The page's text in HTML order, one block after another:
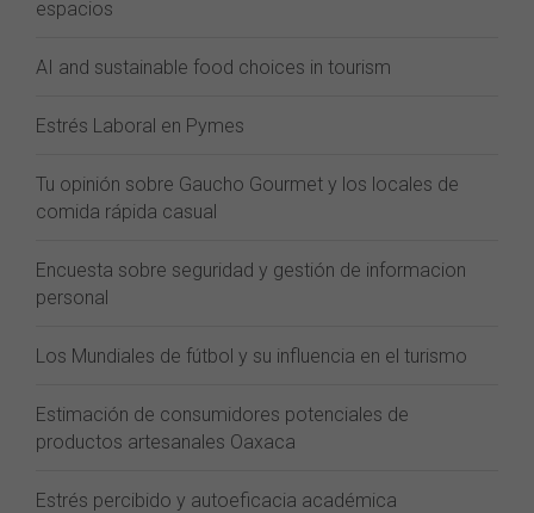
espacios
AI and sustainable food choices in tourism
Estrés Laboral en Pymes
Tu opinión sobre Gaucho Gourmet y los locales de
comida rápida casual
Encuesta sobre seguridad y gestión de informacion
personal
Los Mundiales de fútbol y su influencia en el turismo
Estimación de consumidores potenciales de
productos artesanales Oaxaca
Estrés percibido y autoeficacia académica